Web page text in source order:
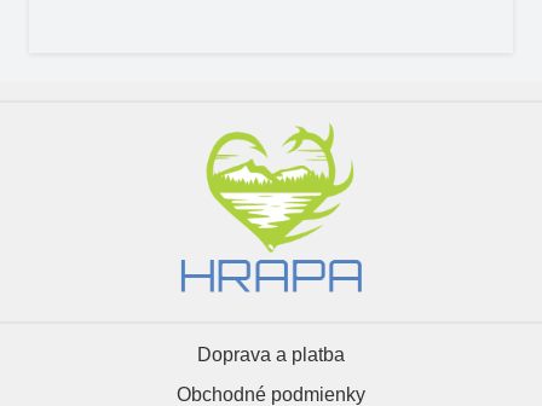
Doprava a platba
Obchodné podmienky